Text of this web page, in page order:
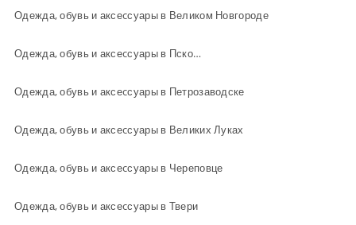
Одежда, обувь и аксеcсуары в Великом Новгороде
Одежда, обувь и аксеcсуары в Пскове
Одежда, обувь и аксеcсуары в Петрозаводске
Одежда, обувь и аксеcсуары в Великих Луках
Одежда, обувь и аксеcсуары в Череповце
Одежда, обувь и аксеcсуары в Твери